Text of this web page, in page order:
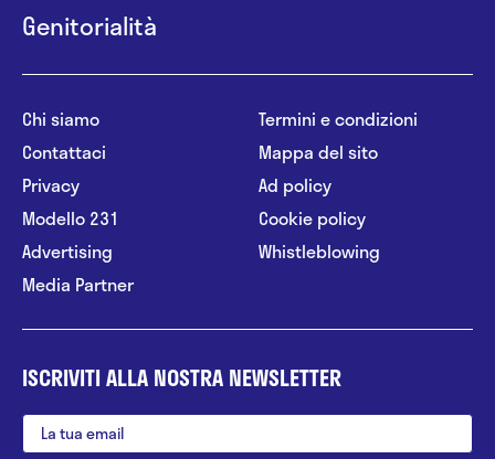
Genitorialità
Chi siamo
Contattaci
Privacy
Modello 231
Advertising
Media Partner
Termini e condizioni
Mappa del sito
Ad policy
Cookie policy
Whistleblowing
ISCRIVITI ALLA NOSTRA NEWSLETTER